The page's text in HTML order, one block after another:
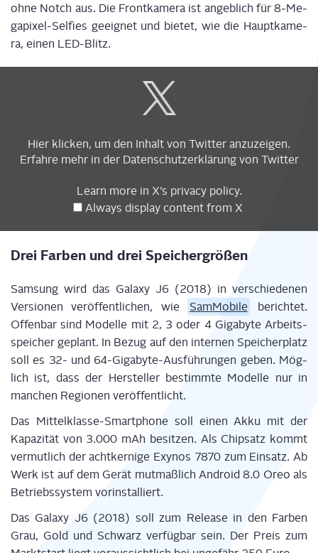
ohne Notch aus. Die Front­ka­me­ra ist angeb­lich für 8‑Me­
ga­pi­xel-Sel­fies geeig­net und bie­tet, wie die Haupt­ka­me­
ra, einen LED-Blitz.
content
from
Hier kli­cken, um den Inhalt von Twit­ter anzuzeigen.
Erfah­re mehr in der Daten­schutz­er­klä­rungvon Twitter
Learn more in X’s pri­va­cy poli­cy.
Always dis­play con­tent from X
Drei Far­ben und drei Speichergrößen
Sam­sung wird das Gala­xy J6 (2018) in ver­schie­de­nen
Ver­sio­nen ver­öf­fent­li­chen, wie
Sam­Mo­bi­le
berich­tet.
Offen­bar sind Model­le mit 2, 3 oder 4 Giga­byte Arbeits­
spei­cher geplant. In Bezug auf den inter­nen Spei­cher­platz
soll es 32- und 64-Giga­byte-Aus­füh­run­gen geben. Mög­
lich ist, dass der Her­stel­ler bestimm­te Model­le nur in
man­chen Regio­nen veröffentlicht.
Das Mit­tel­klas­se-Smart­phone soll einen Akku mit der
Kapa­zi­tät von 3.000 mAh besit­zen. Als Chip­satz kommt
ver­mut­lich der acht­ker­ni­ge Exy­nos 7870 zum Ein­satz. Ab
Werk ist auf dem Gerät mut­maß­lich Android 8.0 Oreo als
Betriebs­sys­tem vorinstalliert.
Das Gala­xy J6 (2018) soll zum Release in den Far­ben
Grau, Gold und Schwarz ver­füg­bar sein. Der Preis zum